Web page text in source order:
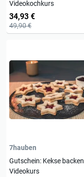
Videokochkurs
34,93 €
49,90 €
7hauben
Gutschein: Kekse backen
Videokurs